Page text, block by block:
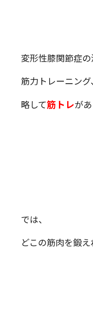
変形性膝関節症
筋力トレーニング、
略して筋トレがあ
では、
どこの筋肉を鍛